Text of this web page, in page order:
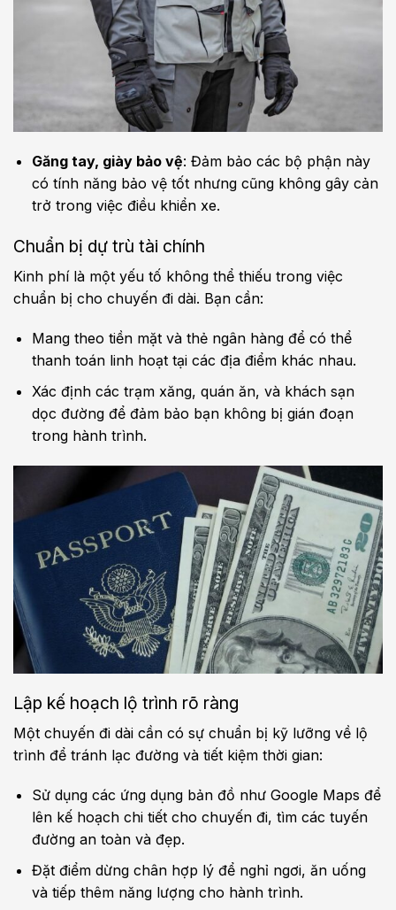
Găng tay, giày bảo vệ: Đảm bảo các bộ phận này
có tính năng bảo vệ tốt nhưng cũng không gây cản
trở trong việc điều khiển xe.
Chuẩn bị dự trù tài chính
Kinh phí là một yếu tố không thể thiếu trong việc
chuẩn bị cho chuyến đi dài. Bạn cần:
Mang theo tiền mặt và thẻ ngân hàng để có thể
thanh toán linh hoạt tại các địa điểm khác nhau.
Xác định các trạm xăng, quán ăn, và khách sạn
dọc đường để đảm bảo bạn không bị gián đoạn
trong hành trình.
Lập kế hoạch lộ trình rõ ràng
Một chuyến đi dài cần có sự chuẩn bị kỹ lưỡng về lộ
trình để tránh lạc đường và tiết kiệm thời gian:
Sử dụng các ứng dụng bản đồ như Google Maps để
lên kế hoạch chi tiết cho chuyến đi, tìm các tuyến
đường an toàn và đẹp.
Đặt điểm dừng chân hợp lý để nghỉ ngơi, ăn uống
và tiếp thêm năng lượng cho hành trình.